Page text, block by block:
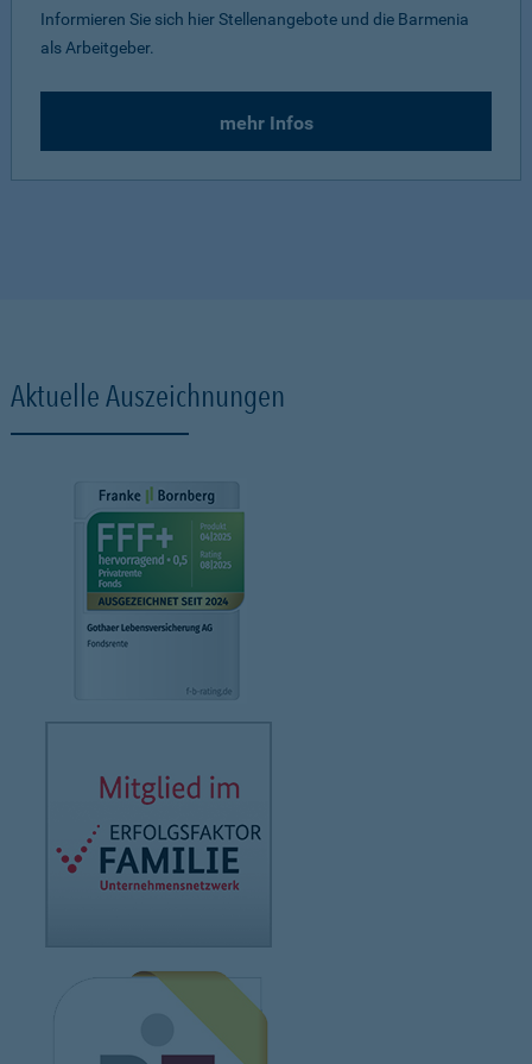
Informieren Sie sich hier Stellenangebote und die Barmenia
als Arbeitgeber.
mehr Infos
Aktuelle Auszeichnungen